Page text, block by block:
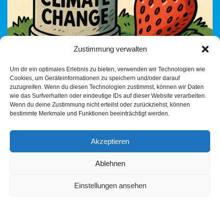
Zustimmung verwalten
Um dir ein optimales Erlebnis zu bieten, verwenden wir Technologien wie
Cookies, um Geräteinformationen zu speichern und/oder darauf
zuzugreifen. Wenn du diesen Technologien zustimmst, können wir Daten
wie das Surfverhalten oder eindeutige IDs auf dieser Website verarbeiten.
Wenn du deine Zustimmung nicht erteilst oder zurückziehst, können
bestimmte Merkmale und Funktionen beeinträchtigt werden.
Akzeptieren
Ablehnen
Einstellungen ansehen
tropft zurück Die Heilbronner Stimme hat – wie durch ein
Wunder – nun doch berichtet.…Weiterlesen »